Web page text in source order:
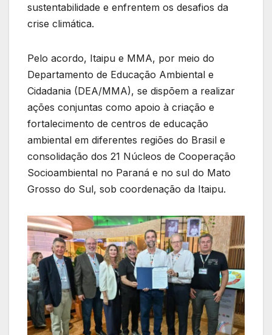
sustentabilidade e enfrentem os desafios da
crise climática.
Pelo acordo, Itaipu e MMA, por meio do
Departamento de Educação Ambiental e
Cidadania (DEA/MMA), se dispõem a realizar
ações conjuntas como apoio à criação e
fortalecimento de centros de educação
ambiental em diferentes regiões do Brasil e
consolidação dos 21 Núcleos de Cooperação
Socioambiental no Paraná e no sul do Mato
Grosso do Sul, sob coordenação da Itaipu.